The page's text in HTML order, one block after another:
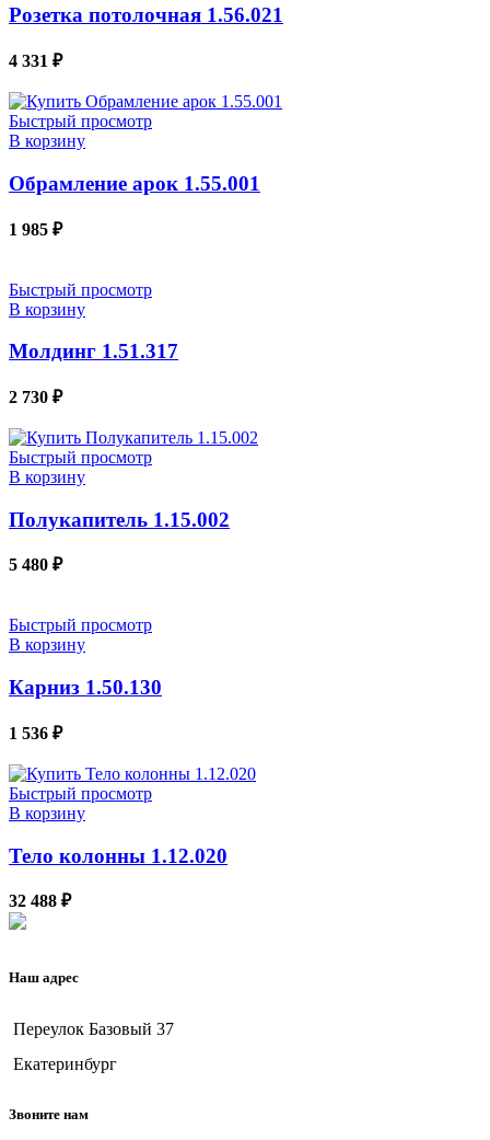
Розетка потолочная 1.56.021
4 331 ₽
Быстрый просмотр
В корзину
Обрамление арок 1.55.001
1 985 ₽
Быстрый просмотр
В корзину
Молдинг 1.51.317
2 730 ₽
Быстрый просмотр
В корзину
Полукапитель 1.15.002
5 480 ₽
Быстрый просмотр
В корзину
Карниз 1.50.130
1 536 ₽
Быстрый просмотр
В корзину
Тело колонны 1.12.020
32 488 ₽
Наш адрес
Переулок Базовый 37
Екатеринбург
Звоните нам